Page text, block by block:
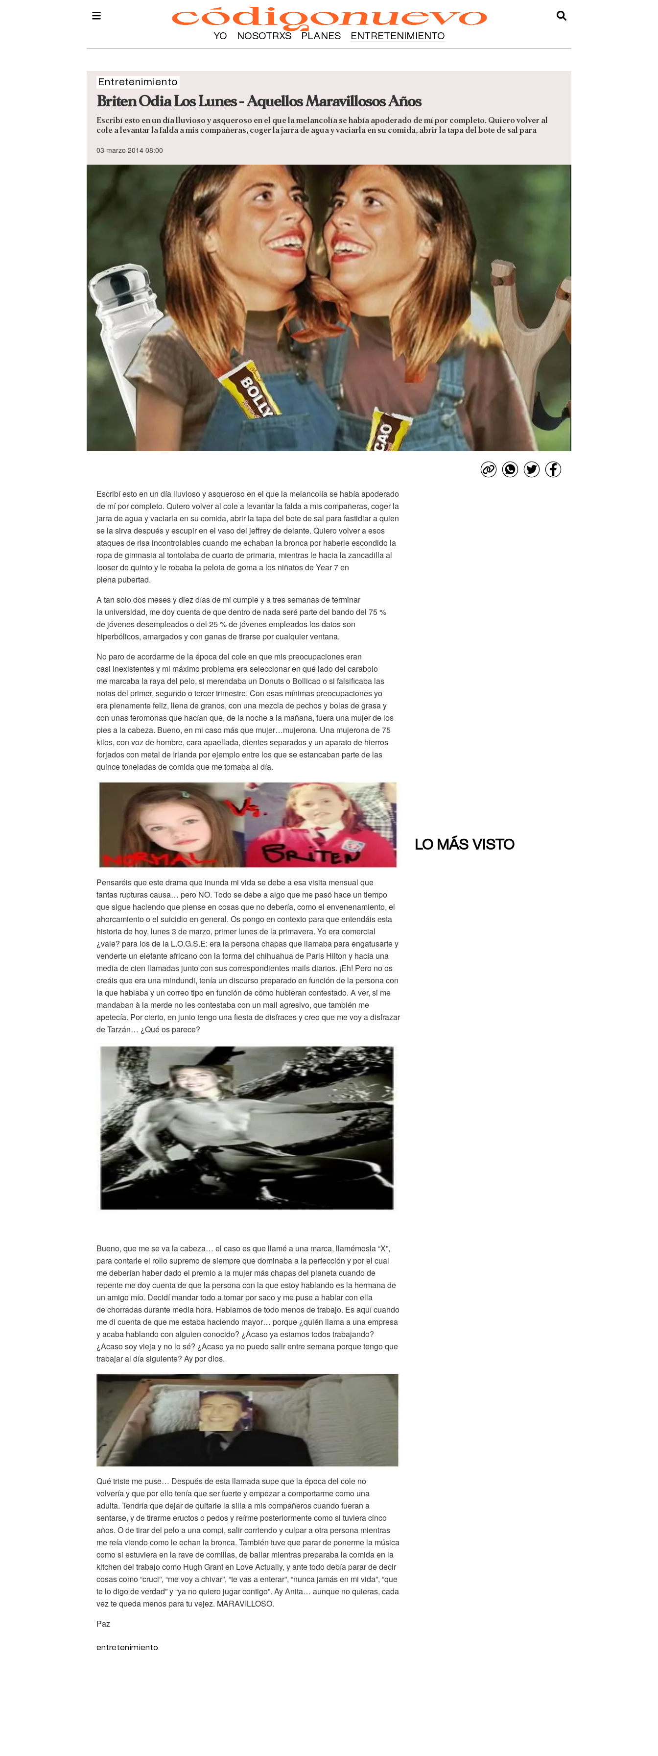
YO NOSOTRXS PLANES ENTRETENIMIENTO
Entretenimiento
Briten Odia Los Lunes - Aquellos Maravillosos Años
Escribí esto en un día lluvioso y asqueroso en el que la melancolía se había apoderado de mí por completo. Quiero volver al
cole a levantar la falda a mis compañeras, coger la jarra de agua y vaciarla en su comida, abrir la tapa del bote de sal para
03 marzo 2014 08:00
Escribí esto en un día lluvioso y asqueroso en el que la melancolía se había apoderado
de mí por completo. Quiero volver al cole a levantar la falda a mis compañeras, coger la
jarra de agua y vaciarla en su comida, abrir la tapa del bote de sal para fastidiar a quien
se la sirva después y escupir en el vaso del jeffrey de delante. Quiero volver a esos
ataques de risa incontrolables cuando me echaban la bronca por haberle escondido la
ropa de gimnasia al tontolaba de cuarto de primaria, mientras le hacia la zancadilla al
looser de quinto y le robaba la pelota de goma a los niñatos de Year 7 en
plena pubertad.
A tan solo dos meses y diez días de mi cumple y a tres semanas de terminar
la universidad, me doy cuenta de que dentro de nada seré parte del bando del 75 %
de jóvenes desempleados o del 25 % de jóvenes empleados los datos son
hiperbólicos, amargados y con ganas de tirarse por cualquier ventana.
No paro de acordarme de la época del cole en que mis preocupaciones eran
casi inexistentes y mi máximo problema era seleccionar en qué lado del carabolo
me marcaba la raya del pelo, si merendaba un Donuts o Bollicao o si falsificaba las
notas del primer, segundo o tercer trimestre. Con esas mínimas preocupaciones yo
era plenamente feliz, llena de granos, con una mezcla de pechos y bolas de grasa y
con unas feromonas que hacían que, de la noche a la mañana, fuera una mujer de los
pies a la cabeza. Bueno, en mi caso más que mujer…mujerona. Una mujerona de 75
kilos, con voz de hombre, cara apaellada, dientes separados y un aparato de hierros
forjados con metal de Irlanda por ejemplo entre los que se estancaban parte de las
quince toneladas de comida que me tomaba al día.
Pensaréis que este drama que inunda mi vida se debe a esa visita mensual que
tantas rupturas causa… pero NO. Todo se debe a algo que me pasó hace un tiempo
que sigue haciendo que piense en cosas que no debería, como el envenenamiento, el
ahorcamiento o el suicidio en general. Os pongo en contexto para que entendáis esta
historia de hoy, lunes 3 de marzo, primer lunes de la primavera. Yo era comercial
¿vale? para los de la L.O.G.S.E: era la persona chapas que llamaba para engatusarte y
venderte un elefante africano con la forma del chihuahua de Paris Hilton y hacía una
media de cien llamadas junto con sus correspondientes mails diarios. ¡Eh! Pero no os
creáis que era una mindundi, tenía un discurso preparado en función de la persona con
la que hablaba y un correo tipo en función de cómo hubieran contestado. A ver, si me
mandaban à la merde no les contestaba con un mail agresivo, que también me
apetecía. Por cierto, en junio tengo una fiesta de disfraces y creo que me voy a disfrazar
de Tarzán… ¿Qué os parece?
Bueno, que me se va la cabeza… el caso es que llamé a una marca, llamémosla “X”,
para contarle el rollo supremo de siempre que dominaba a la perfección y por el cual
me deberían haber dado el premio a la mujer más chapas del planeta cuando de
repente me doy cuenta de que la persona con la que estoy hablando es la hermana de
un amigo mío. Decidí mandar todo a tomar por saco y me puse a hablar con ella
de chorradas durante media hora. Hablamos de todo menos de trabajo. Es aquí cuando
me di cuenta de que me estaba haciendo mayor… porque ¿quién llama a una empresa
y acaba hablando con alguien conocido? ¿Acaso ya estamos todos trabajando?
¿Acaso soy vieja y no lo sé? ¿Acaso ya no puedo salir entre semana porque tengo que
trabajar al día siguiente? Ay por dios.
Qué triste me puse… Después de esta llamada supe que la época del cole no
volvería y que por ello tenía que ser fuerte y empezar a comportarme como una
adulta. Tendría que dejar de quitarle la silla a mis compañeros cuando fueran a
sentarse, y de tirarme eructos o pedos y reírme posteriormente como si tuviera cinco
años. O de tirar del pelo a una compi, salir corriendo y culpar a otra persona mientras
me reía viendo como le echan la bronca. También tuve que parar de ponerme la música
como si estuviera en la rave de comillas, de bailar mientras preparaba la comida en la
kitchen del trabajo como Hugh Grant en Love Actually, y ante todo debía parar de decir
cosas como “cruci”, “me voy a chivar”, “te vas a enterar”, “nunca jamás en mi vida”, “que
te lo digo de verdad” y “ya no quiero jugar contigo”. Ay Anita… aunque no quieras, cada
vez te queda menos para tu vejez. MARAVILLOSO.
Paz
entretenimiento
LO MÁS VISTO